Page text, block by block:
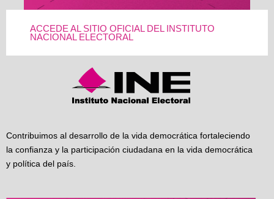
ACCEDE AL SITIO OFICIAL DEL INSTITUTO
NACIONAL ELECTORAL
Contribuimos al desarrollo de la vida democrática fortaleciendo
la confianza y la participación ciudadana en la vida democrática
y política del país.